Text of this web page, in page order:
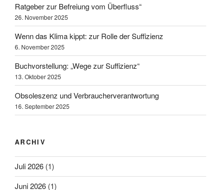
Ratgeber zur Befreiung vom Überfluss“
26. November 2025
Wenn das Klima kippt: zur Rolle der Suffizienz
6. November 2025
Buchvorstellung: „Wege zur Suffizienz“
13. Oktober 2025
Obsoleszenz und Verbraucherverantwortung
16. September 2025
ARCHIV
Juli 2026 (1)
Juni 2026 (1)